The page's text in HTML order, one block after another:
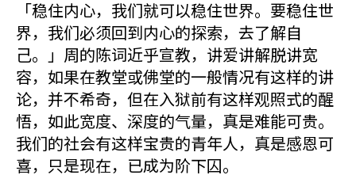
「稳住内心，我们就可以稳住世界。要稳住世
界，我们必须回到内心的探索，去了解自
己。」周的陈词近乎宣教，讲爱讲解脱讲宽
容，如果在教堂或佛堂的一般情况有这样的讲
论，并不希奇，但在入狱前有这样观照式的醒
悟，如此宽度、深度的气量，真是难能可贵。
我们的社会有这样宝贵的青年人，真是感恩可
喜，只是现在，已成为阶下囚。